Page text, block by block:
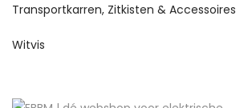
Transportkarren, Zitkisten & Accessoires
Witvis